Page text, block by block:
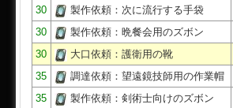
30
製作依頼：次に流行する手袋
30
製作依頼：晩餐会用のズボン
30
大口依頼：護衛用の靴
35
調達依頼：望遠鏡技師用の作業帽
35
製作依頼：剣術士向けのズボン